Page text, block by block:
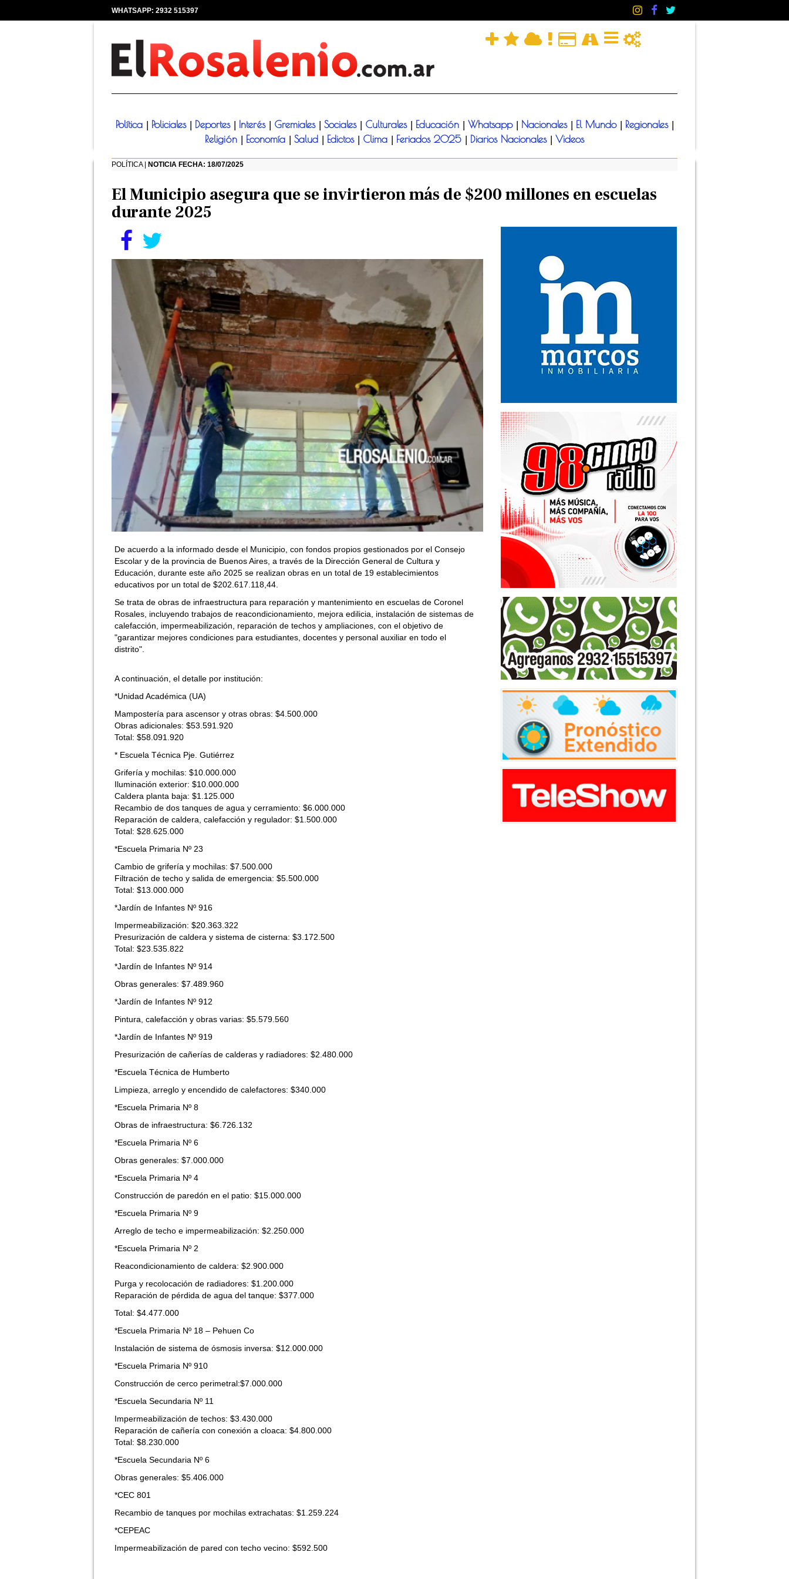
WHATSAPP: 2932 515397
Política
Policiales Deportes Interés Gremiales Sociales Culturales Educación Whatsapp Nacionales El Mundo Regionales
Religión Economía Salud Edictos Clima Feriados 2025 Diarios Nacionales Videos
POLÍTICA | NOTICIA FECHA: 18/07/2025
El Municipio asegura que se invirtieron más de $200 millones en escuelas
durante 2025
De acuerdo a la informado desde el Municipio, con fondos propios gestionados por el Consejo
Escolar y de la provincia de Buenos Aires, a través de la Dirección General de Cultura y
Educación, durante este año 2025 se realizan obras en un total de 19 establecimientos
educativos por un total de $202.617.118,44.
Se trata de obras de infraestructura para reparación y mantenimiento en escuelas de Coronel
Rosales, incluyendo trabajos de reacondicionamiento, mejora edilicia, instalación de sistemas de
calefacción, impermeabilización, reparación de techos y ampliaciones, con el objetivo de
"garantizar mejores condiciones para estudiantes, docentes y personal auxiliar en todo el
distrito".
A continuación, el detalle por institución:
*Unidad Académica (UA)
Mampostería para ascensor y otras obras: $4.500.000
Obras adicionales: $53.591.920
Total: $58.091.920
* Escuela Técnica Pje. Gutiérrez
Grifería y mochilas: $10.000.000
Iluminación exterior: $10.000.000
Caldera planta baja: $1.125.000
Recambio de dos tanques de agua y cerramiento: $6.000.000
Reparación de caldera, calefacción y regulador: $1.500.000
Total: $28.625.000
*Escuela Primaria Nº 23
Cambio de grifería y mochilas: $7.500.000
Filtración de techo y salida de emergencia: $5.500.000
Total: $13.000.000
*Jardín de Infantes Nº 916
Impermeabilización: $20.363.322
Presurización de caldera y sistema de cisterna: $3.172.500
Total: $23.535.822
*Jardín de Infantes Nº 914
Obras generales: $7.489.960
*Jardín de Infantes Nº 912
Pintura, calefacción y obras varias: $5.579.560
*Jardín de Infantes Nº 919
Presurización de cañerías de calderas y radiadores: $2.480.000
*Escuela Técnica de Humberto
Limpieza, arreglo y encendido de calefactores: $340.000
*Escuela Primaria Nº 8
Obras de infraestructura: $6.726.132
*Escuela Primaria Nº 6
Obras generales: $7.000.000
*Escuela Primaria Nº 4
Construcción de paredón en el patio: $15.000.000
*Escuela Primaria Nº 9
Arreglo de techo e impermeabilización: $2.250.000
*Escuela Primaria Nº 2
Reacondicionamiento de caldera: $2.900.000
Purga y recolocación de radiadores: $1.200.000
Reparación de pérdida de agua del tanque: $377.000
Total: $4.477.000
*Escuela Primaria Nº 18 – Pehuen Co
Instalación de sistema de ósmosis inversa: $12.000.000
*Escuela Primaria Nº 910
Construcción de cerco perimetral:$7.000.000
*Escuela Secundaria Nº 11
Impermeabilización de techos: $3.430.000
Reparación de cañería con conexión a cloaca: $4.800.000
Total: $8.230.000
*Escuela Secundaria Nº 6
Obras generales: $5.406.000
*CEC 801
Recambio de tanques por mochilas extrachatas: $1.259.224
*CEPEAC
Impermeabilización de pared con techo vecino: $592.500